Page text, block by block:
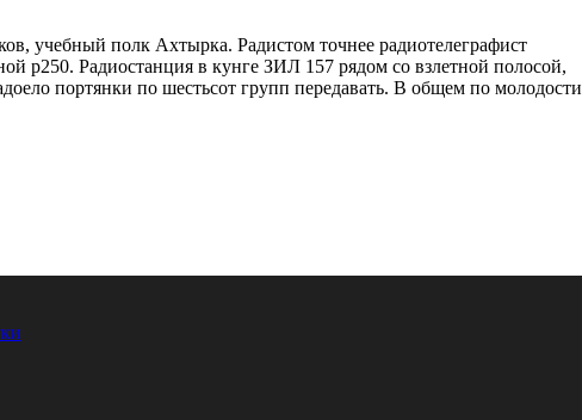
учебный полк Ахтырка. Радистом точнее радиотелеграфист
р250. Радиостанция в кунге ЗИЛ 157 рядом со взлетной полосой,
портянки по шестьсот групп передавать. В общем по молодости